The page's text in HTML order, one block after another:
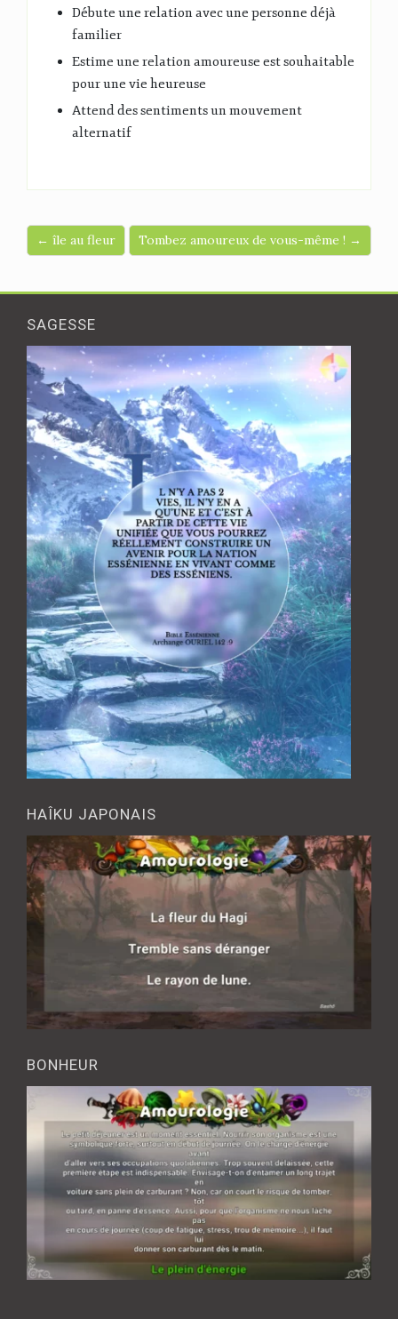
Débute une relation avec une personne déjà
familier
Estime une relation amoureuse est souhaitable
pour une vie heureuse
Attend des sentiments un mouvement
alternatif
← île au fleur Tombez amoureux de vous-même ! →
SAGESSE
HAÎKU JAPONAIS
BONHEUR